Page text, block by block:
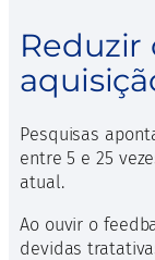
Reduzir
Pesquisas
entre 5 e 25
atual.
Ao ouvir o
devidas